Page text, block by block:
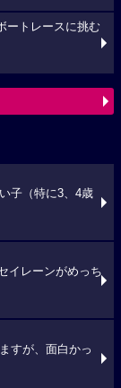
ートレースに挑む
子（特に3、4歳
イレーンがめっち
すが、面白かっ